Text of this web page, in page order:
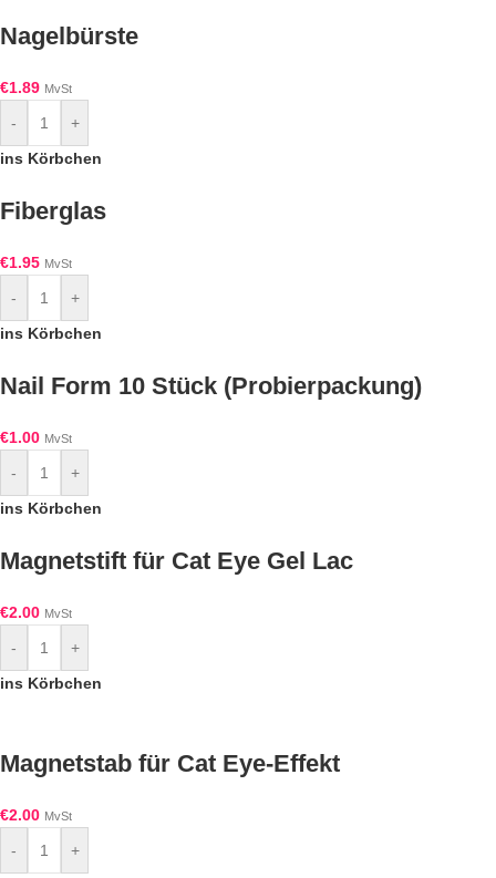
Nagelbürste
€1.89 MvSt
-
+
ins Körbchen
Fiberglas
€1.95 MvSt
-
+
ins Körbchen
Nail Form 10 Stück (Probierpackung)
€1.00 MvSt
-
+
ins Körbchen
Magnetstift für Cat Eye Gel Lac
€2.00 MvSt
-
+
ins Körbchen
Magnetstab für Cat Eye-Effekt
€2.00 MvSt
-
+